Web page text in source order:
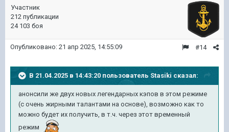
Участник
212 публикации
24 103 боя
#14
Опубликовано: 21 апр 2025, 14:55:09
В 21.04.2025 в 14:43:20 пользователь Stasiki сказал:
анонсили же двух новых легендарных кэпов в этом режиме
(с очень жирными талантами на основе), возможно как то
можно будет их получить, в т.ч. через этот временный
режим